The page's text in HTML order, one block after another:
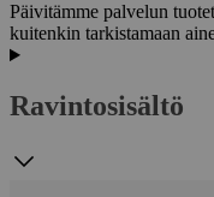
Päivitämme palvelun
kuitenkin tarkistamaan
Ravintosisältö